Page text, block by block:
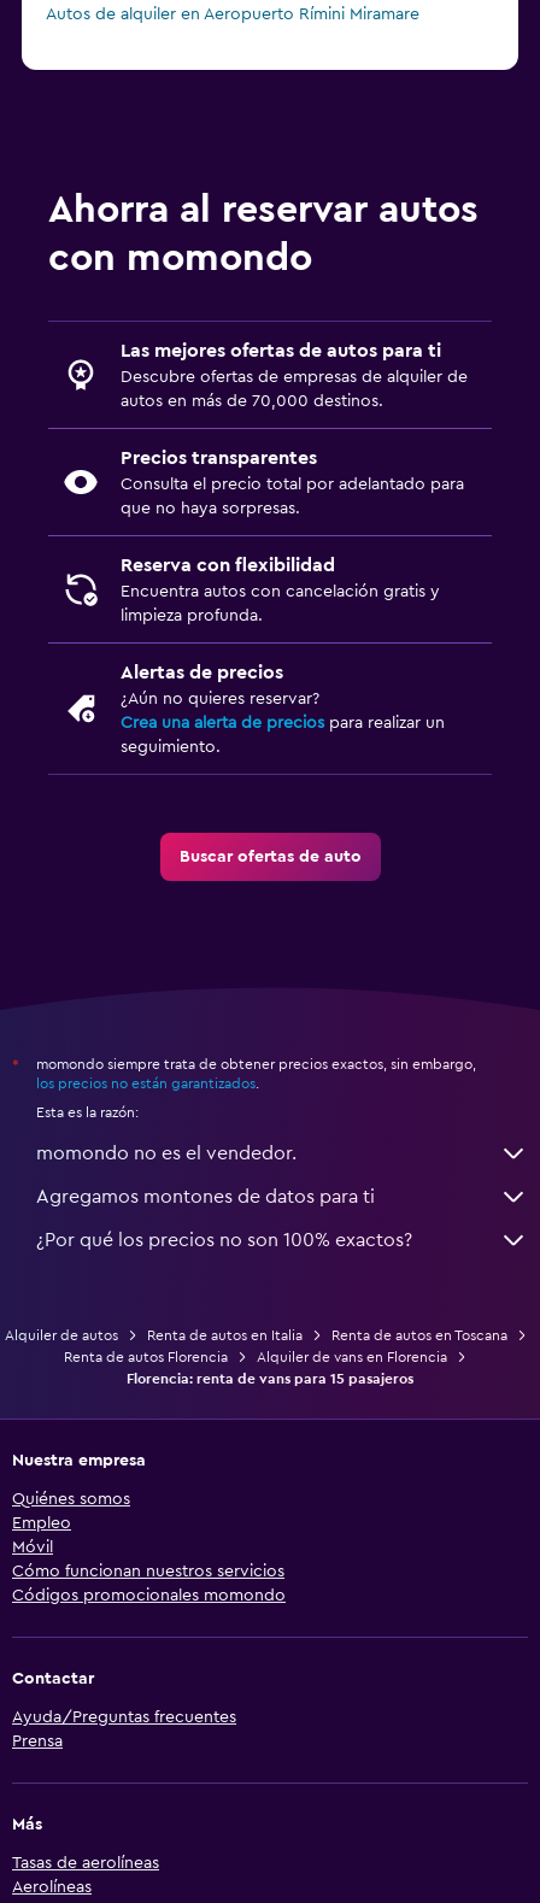
Autos de alquiler en Aeropuerto Rímini Miramare
Ahorra al reservar autos
con momondo
Las mejores ofertas de autos para ti
Descubre ofertas de empresas de alquiler de
autos en más de 70,000 destinos.
Precios transparentes
Consulta el precio total por adelantado para
que no haya sorpresas.
Reserva con flexibilidad
Encuentra autos con cancelación gratis y
limpieza profunda.
Alertas de precios
¿Aún no quieres reservar?
Crea una alerta de precios para realizar un
seguimiento.
Buscar ofertas de auto
*
momondo siempre trata de obtener precios exactos, sin embargo,
los precios no están garantizados.
Esta es la razón:
momondo no es el vendedor.
Agregamos montones de datos para ti
¿Por qué los precios no son 100% exactos?
Alquiler de autos Renta de autos en Italia
Renta de autos en Toscana
Renta de autos Florencia
Alquiler de vans en Florencia
Florencia: renta de vans para 15 pasajeros
Nuestra empresa
Quiénes somos
Empleo
Móvil
Cómo funcionan nuestros servicios
Códigos promocionales momondo
Contactar
Ayuda/Preguntas frecuentes
Prensa
Más
Tasas de aerolíneas
Aerolíneas